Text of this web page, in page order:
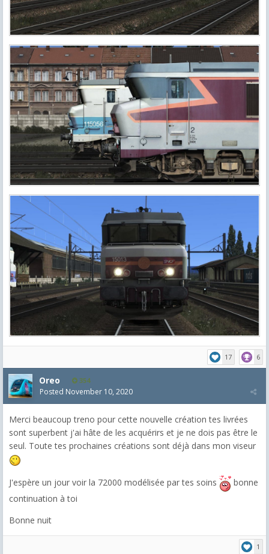
17 6
Oreo 354
Posted November 10, 2020
Merci beaucoup treno pour cette nouvelle création tes livrées
sont superbent j'ai hâte de les acquérirs et je ne dois pas être le
seul. Toute tes prochaines créations sont déjà dans mon viseur
J'espère un jour voir la 72000 modélisée par tes soins
bonne
continuation à toi
Bonne nuit
1